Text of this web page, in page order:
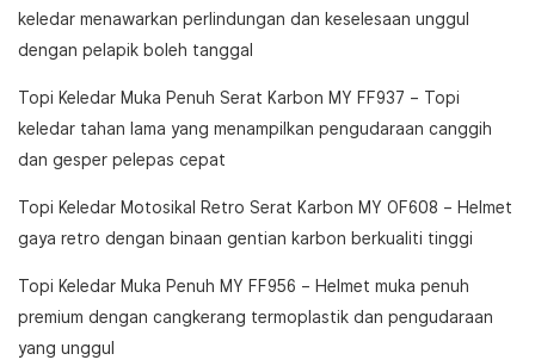
keledar menawarkan perlindungan dan keselesaan unggul
dengan pelapik boleh tanggal
Topi Keledar Muka Penuh Serat Karbon MY FF937 – Topi
keledar tahan lama yang menampilkan pengudaraan canggih
dan gesper pelepas cepat
Topi Keledar Motosikal Retro Serat Karbon MY OF608 – Helmet
gaya retro dengan binaan gentian karbon berkualiti tinggi
Topi Keledar Muka Penuh MY FF956 – Helmet muka penuh
premium dengan cangkerang termoplastik dan pengudaraan
yang unggul